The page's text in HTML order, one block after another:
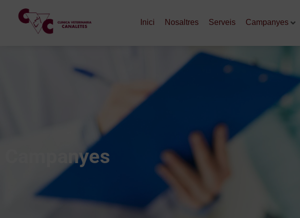
Inici Nosaltres Serveis Campanyes
Campanyes